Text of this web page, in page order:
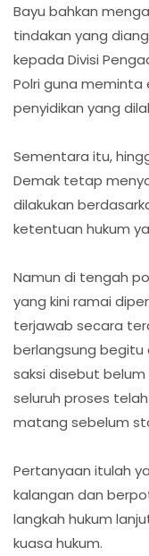
Bayu bahkan
tindakan yang
kepada Divisi
Polri guna
penyidikan yang
Sementara itu,
Demak tetap
dilakukan
ketentuan hukum
Namun di tengah
yang kini ramai
terjawab secara
berlangsung begitu
saksi disebut
seluruh proses
matang sebelum
Pertanyaan itulah
kalangan dan
langkah hukum
kuasa hukum.